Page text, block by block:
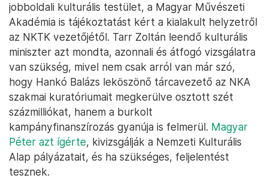
jobboldali kulturális testület, a Magyar Művészeti
Akadémia is tájékoztatást kért a kialakult helyzetről
az NKTK vezetőjétől. Tarr Zoltán leendő kulturális
miniszter azt mondta, azonnali és átfogó vizsgálatra
van szükség, mivel nem csak arról van már szó,
hogy Hankó Balázs leköszönő tárcavezető az NKA
szakmai kuratóriumait megkerülve osztott szét
százmilliókat, hanem a burkolt
kampányfinanszírozás gyanúja is felmerül. Magyar
Péter azt ígérte, kivizsgálják a Nemzeti Kulturális
Alap pályázatait, és ha szükséges, feljelentést
tesznek.